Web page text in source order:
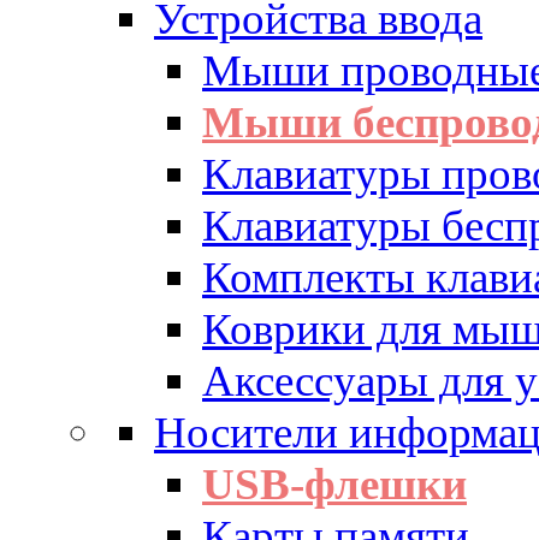
Устройства ввода
Мыши
Мыши
Клавиатуры
Клавиатуры
Комплекты
Коврики для
Аксессуары для
Носители
USB-флешки